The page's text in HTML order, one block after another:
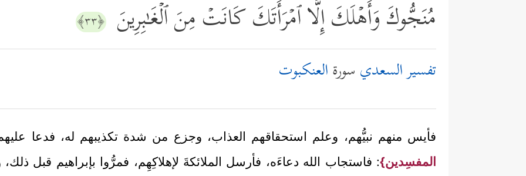
مُنَجُّوكَ وَأَهۡلَكَ إِلَّا ٱمۡرَأَتَكَ كَانَتۡ مِنَ ٱلۡغَـٰبِرِینَ ﴿٣٣﴾
تفسير السعدي سورةالعنكبوت
فأيس منهم نبيُّهم، وعلم استحقاقهم العذاب، وجزع من شدة تكذيبهم له، فدعا
المفسِدين}: فاستجاب الله دعاءَه، فأرسل الملائكةَ لإهلاكِهِم، فمرُّوا بإبراهيم قبل